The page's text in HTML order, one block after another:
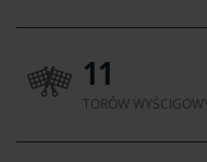
11
TORÓW